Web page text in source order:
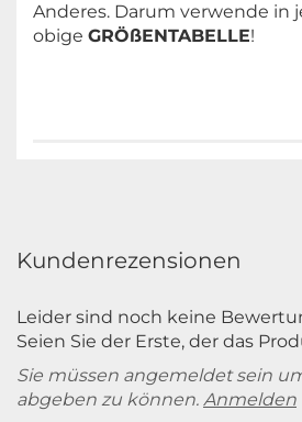
XL: 50,5 cm
S: 60 cm
M: 62 cm
Anderes. Darum verwende in
obige GRÖßENTABELLE!
Kundenrezensionen
Leider sind noch keine
Seien Sie der Erste, der das
Sie müssen angemeldet sein
abgeben zu können. Anmelden